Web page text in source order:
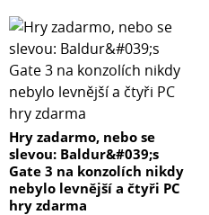
Hry zadarmo, nebo se
slevou: Baldur&#039;s
Gate 3 na konzolích nikdy
nebylo levnější a čtyři PC
hry zdarma